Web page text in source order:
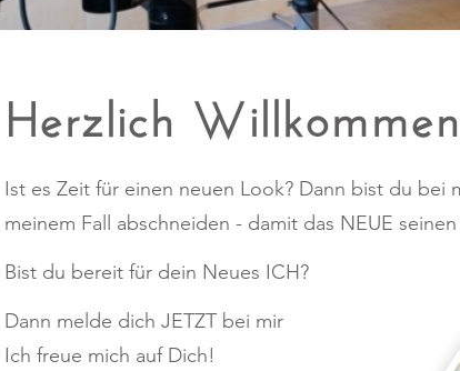
Herzlich Willkommen
Ist es Zeit für einen neuen Look? Dann bist du
meinem Fall abschneiden - damit das NEUE
Bist du bereit für dein Neues ICH?
Dann melde dich JETZT bei mir
Ich freue mich auf Dich!